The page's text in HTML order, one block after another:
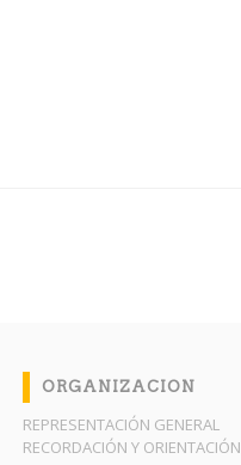
ORGANIZACION
REPRESENTACIÓN GENERAL
RECORDACIÓN Y ORIENTACIÓN